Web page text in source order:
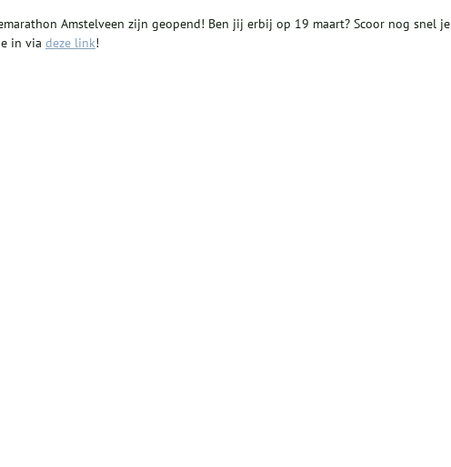
Amstelveen zijn geopend! Ben jij erbij op 19 maart? Scoor nog snel je
in via deze link!